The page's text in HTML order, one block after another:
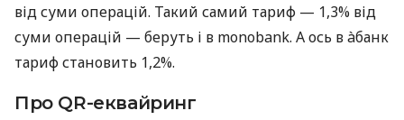
від суми операцій. Такий самий тариф — 1,3% від
суми операцій — беруть і в monobank. А ось в àбанк
тариф становить 1,2%.
Про QR-еквайринг